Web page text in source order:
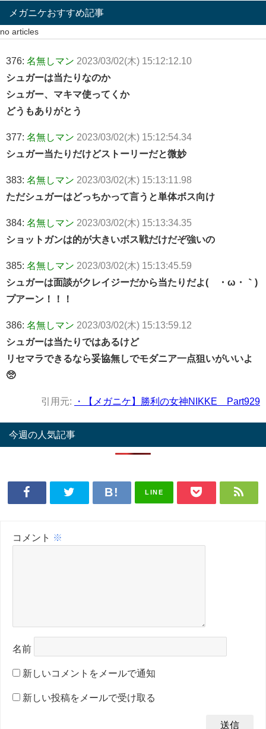
メガニケおすすめ記事
no articles
376: 名無しマン 2023/03/02(木) 15:12:12.10
シュガーは当たりなのか
シュガー、マキマ使ってくか
どうもありがとう
377: 名無しマン 2023/03/02(木) 15:12:54.34
シュガー当たりだけどストーリーだと微妙
383: 名無しマン 2023/03/02(木) 15:13:11.98
ただシュガーはどっちかって言うと単体ボス向け
384: 名無しマン 2023/03/02(木) 15:13:34.35
ショットガンは的が大きいボス戦だけだぞ強いの
385: 名無しマン 2023/03/02(木) 15:13:45.59
シュガーは面談がクレイジーだから当たりだよ(´・ω・｀)
プアーン！！！
386: 名無しマン 2023/03/02(木) 15:13:59.12
シュガーは当たりではあるけど
リセマラできるなら妥協無しでモダニア一点狙いがいいよ
🥺
引用元: ・【メガニケ】勝利の女神NIKKE Part929
今週の人気記事
LINE
コメント ※
名前
新しいコメントをメールで通知
新しい投稿をメールで受け取る